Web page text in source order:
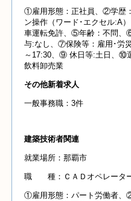
①雇用形態：正社員、②学歴
ン操作（ワード･エクセル:A
車運転免許、⑤年齢：不問、
与:なし、⑦保険等：雇用･労
～17:30、⑨ 休日等:土日、⑩
飲料卸売業
その他新着求人
一般事務職：3件
建築技術者関連
就業場所：那覇市
職 種：ＣＡＤオペレータ
①雇用形態：パート労働者、